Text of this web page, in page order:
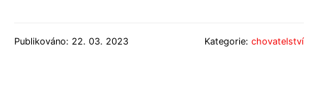
Publikováno: 22. 03. 2023 Kategorie: chovatelství